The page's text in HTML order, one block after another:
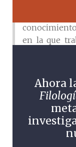
en la que
escritor. En
como
Real
otorgada
radican al
del Sexenio
primeros
durante
Ahora